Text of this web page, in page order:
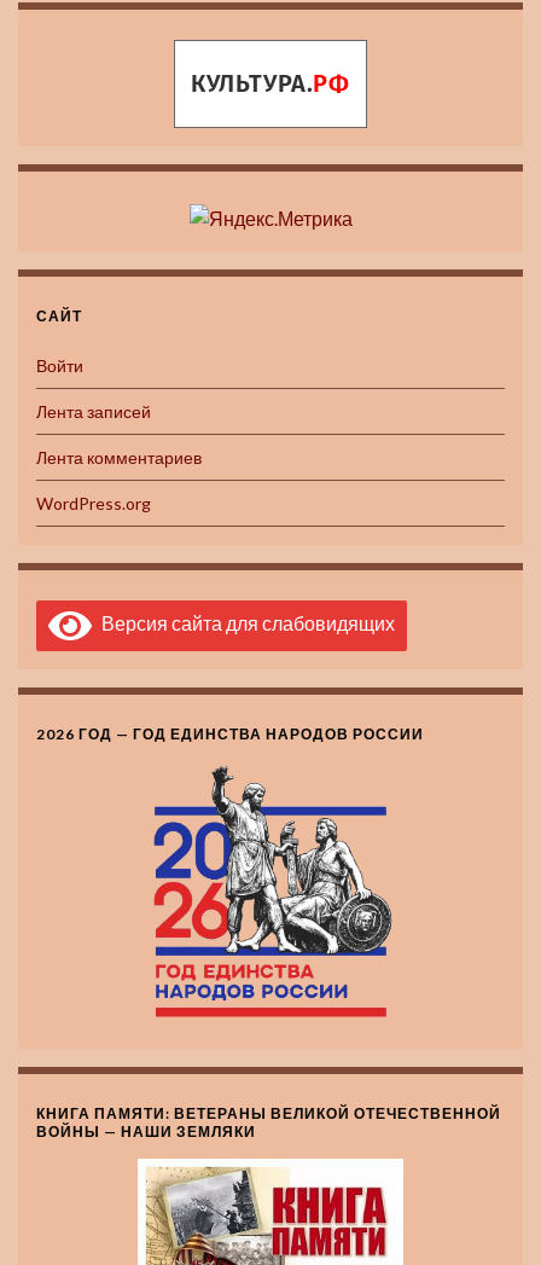
САЙТ
Войти
Лента записей
Лента комментариев
WordPress.org
Версия сайта для слабовидящих
2026 ГОД — ГОД ЕДИНСТВА НАРОДОВ РОССИИ
КНИГА ПАМЯТИ: ВЕТЕРАНЫ ВЕЛИКОЙ ОТЕЧЕСТВЕННОЙ
ВОЙНЫ — НАШИ ЗЕМЛЯКИ